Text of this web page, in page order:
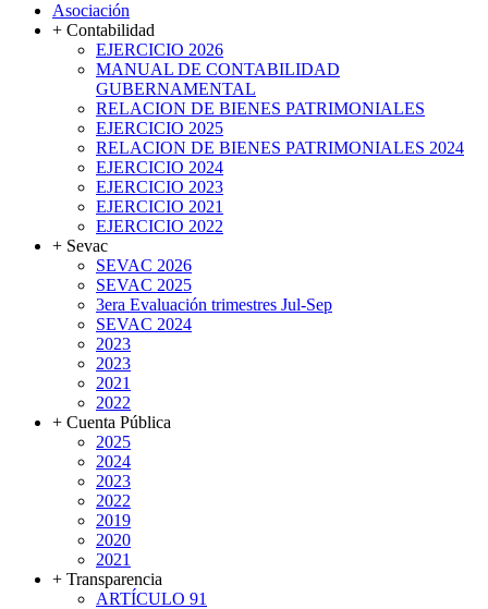
Asociación
+ Contabilidad
EJERCICIO 2026
MANUAL DE CONTABILIDAD
GUBERNAMENTAL
RELACION DE BIENES PATRIMONIALES
EJERCICIO 2025
RELACION DE BIENES PATRIMONIALES 2024
EJERCICIO 2024
EJERCICIO 2023
EJERCICIO 2021
EJERCICIO 2022
+ Sevac
SEVAC 2026
SEVAC 2025
3era Evaluación trimestres Jul-Sep
SEVAC 2024
2023
2023
2021
2022
+ Cuenta Pública
2025
2024
2023
2022
2019
2020
2021
+ Transparencia
ARTÍCULO 91